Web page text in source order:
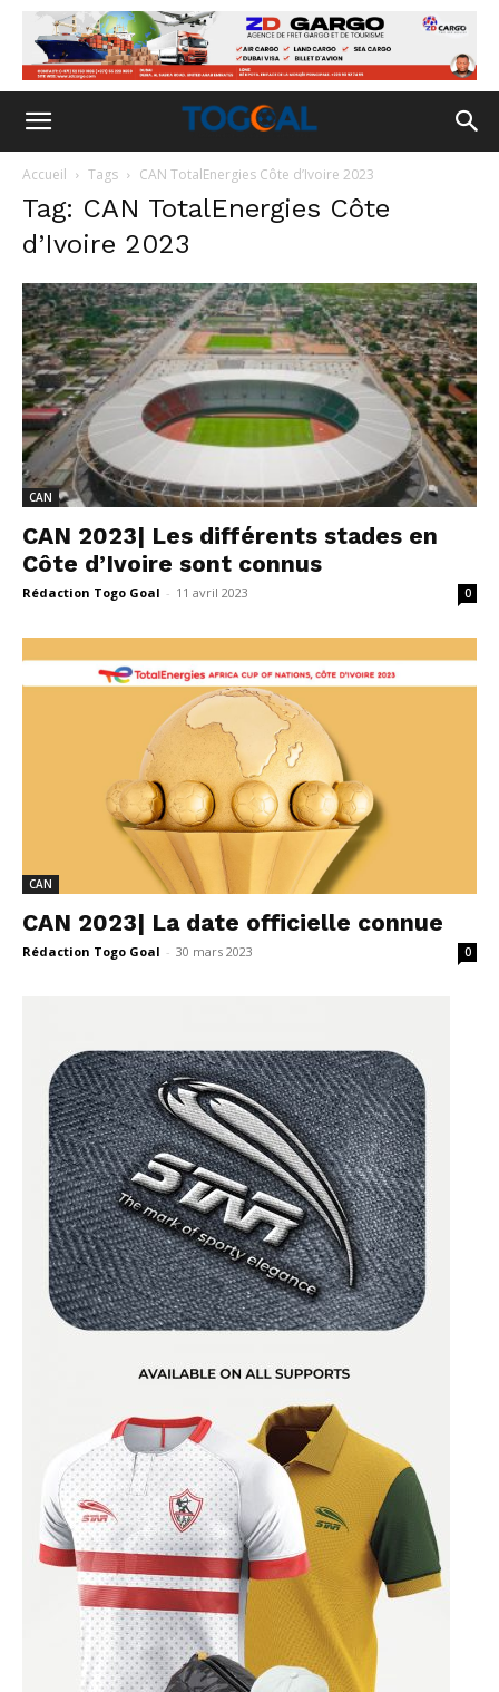
Accueil Tags CAN TotalEnergies Côte d’Ivoire 2023
Tag: CAN TotalEnergies Côte
d’Ivoire 2023
CAN
CAN 2023| Les différents stades en
Côte d’Ivoire sont connus
Rédaction Togo Goal - 11 avril 2023 0
CAN
CAN 2023| La date officielle connue
Rédaction Togo Goal - 30 mars 2023 0